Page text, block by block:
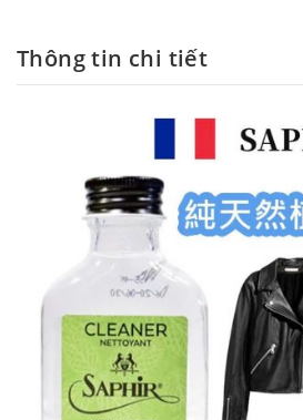
Thông tin chi tiết